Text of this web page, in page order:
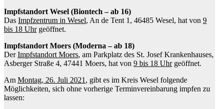
Impfstandort Wesel (Biontech – ab 16)
Das Impfzentrum in Wesel, An de Tent 1, 46485 Wesel, hat von 9
bis 18 Uhrgeöffnet.
Impfstandort Moers (Moderna – ab 18)
DerImpfstandort Moers, am Parkplatz des St. Josef Krankenhauses,
Asberger Straße 4, 47441 Moers, hat von 9 bis 18 Uhrgeöffnet.
Am Montag, 26. Juli 2021 , gibt es im Kreis Wesel folgende
Möglichkeiten, sich ohne vorherige Terminvereinbarung impfen zu
lassen: